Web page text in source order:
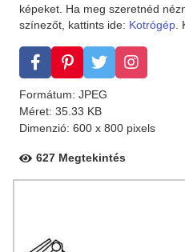
képeket. Ha meg szeretnéd
színezőt, kattints ide: Kotrógép.
Formátum: JPEG
Méret: 35.33 KB
Dimenzió: 600 x 800 pixels
627 Megtekintés